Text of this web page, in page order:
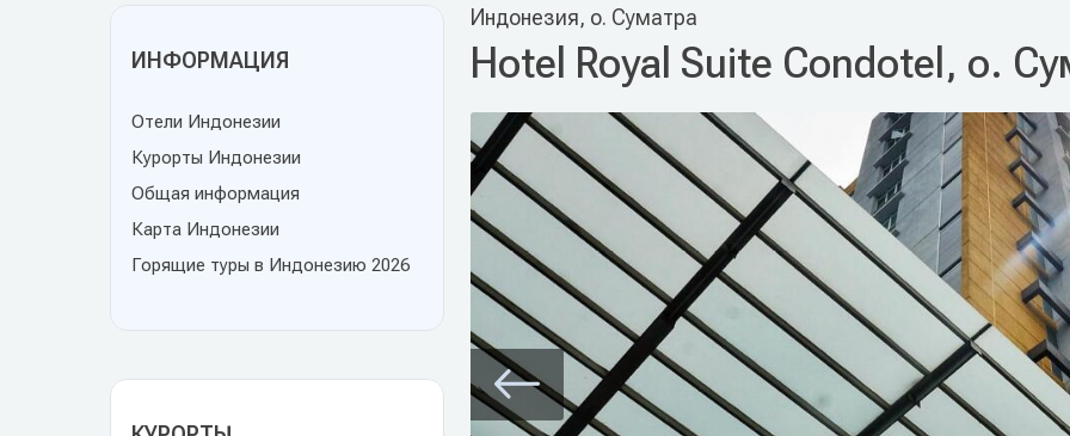
ИНФОРМАЦИЯ
Отели Индонезии
Курорты Индонезии
Общая информация
Карта Индонезии
Горящие туры в Индонезию 2026
Индонезия, о. Суматра
Hotel Royal Suite Condotel, о.